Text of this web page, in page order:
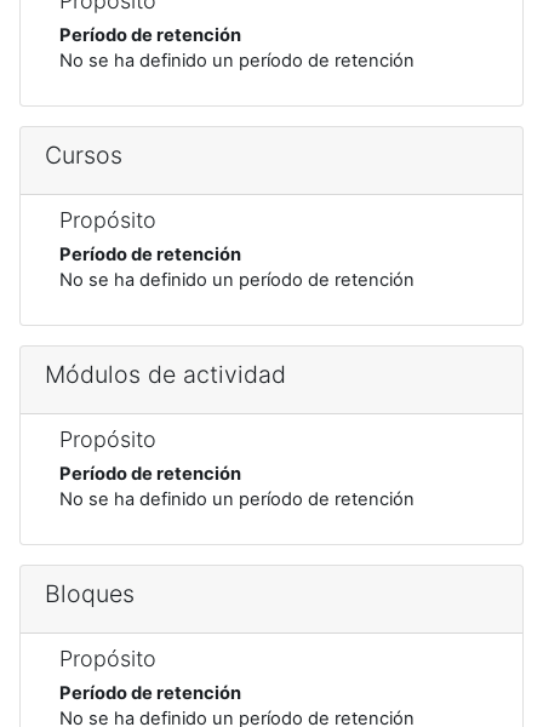
Período de retención
No se ha definido un período de retención
Cursos
Propósito
Período de retención
No se ha definido un período de retención
Módulos de actividad
Propósito
Período de retención
No se ha definido un período de retención
Bloques
Propósito
Período de retención
No se ha definido un período de retención